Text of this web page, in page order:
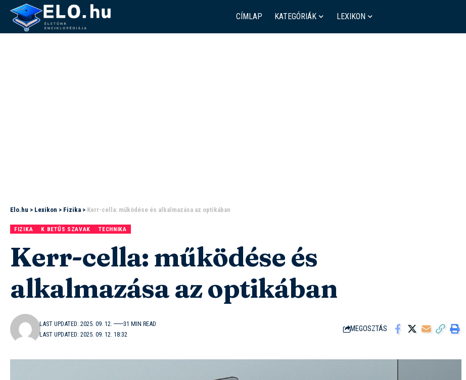
CÍMLAP KATEGÓRIÁK LEXIKON
Elo.hu > Lexikon > Fizika > Kerr-cella: működése és alkalmazása az optikában
FIZIKA K BETŰS SZAVAK TECHNIKA
Kerr-cella: működése és
alkalmazása az optikában
LAST UPDATED: 2025. 09. 12. 18:32
LAST UPDATED: 2025. 09. 12. 31 MIN READ
MEGOSZTÁS